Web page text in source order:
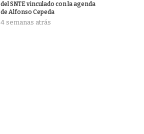
del SNTE vinculado con la agenda
de Alfonso Cepeda
4 semanas atrás